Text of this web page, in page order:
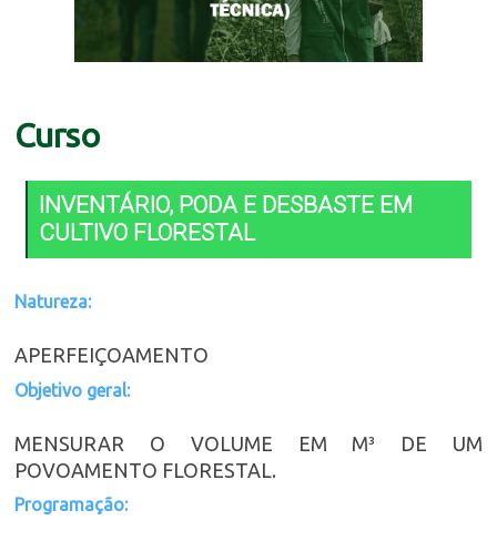
Curso
INVENTÁRIO, PODA E DESBASTE EM
CULTIVO FLORESTAL
Natureza:
APERFEIÇOAMENTO
Objetivo geral:
MENSURAR O VOLUME EM M³ DE UM
POVOAMENTO FLORESTAL.
Programação: